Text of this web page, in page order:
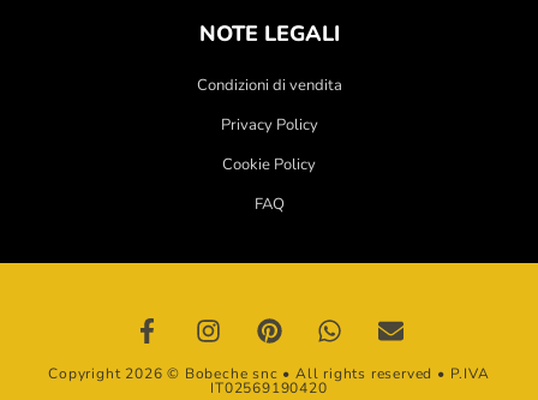
NOTE LEGALI
Condizioni di vendita
Privacy Policy
Cookie Policy
FAQ
Copyright 2026 © Bobeche snc • All rights reserved • P.IVA
IT02569190420